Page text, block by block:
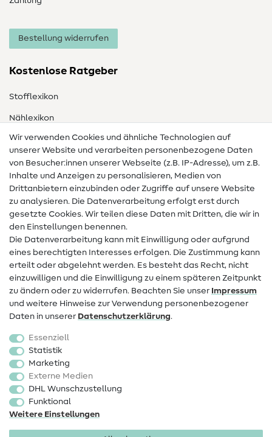
Bestellung widerrufen
Kostenlose Ratgeber
Stofflexikon
Nählexikon
Nähanleitungen
Hilfe & Kontakt
Kontakt
Infos zum Betreiberwechsel
Widerrufsrecht
Beliebt
Stoffe
Sale
Schnittmuster
Wir verwenden Cookies und ähnliche Technologien auf
unserer Website und verarbeiten personenbezogene Daten
von Besucher:innen unserer Webseite (z.B. IP-Adresse), um z.B.
Inhalte und Anzeigen zu personalisieren, Medien von
Drittanbietern einzubinden oder Zugriffe auf unsere Website
zu analysieren. Die Datenverarbeitung erfolgt erst durch
gesetzte Cookies. Wir teilen diese Daten mit Dritten, die wir in
den Einstellungen benennen.
Die Datenverarbeitung kann mit Einwilligung oder aufgrund
eines berechtigten Interesses erfolgen. Die Zustimmung kann
erteilt oder abgelehnt werden. Es besteht das Recht, nicht
einzuwilligen und die Einwilligung zu einem späteren Zeitpunkt
zu ändern oder zu widerrufen. Beachten Sie unser Impressum
und weitere Hinweise zur Verwendung personenbezogener
Daten in unserer Daten­schutz­erklärung.
Essenziell
Statistik
Marketing
Externe Medien
DHL Wunschzustellung
Funktional
Weitere Einstellungen